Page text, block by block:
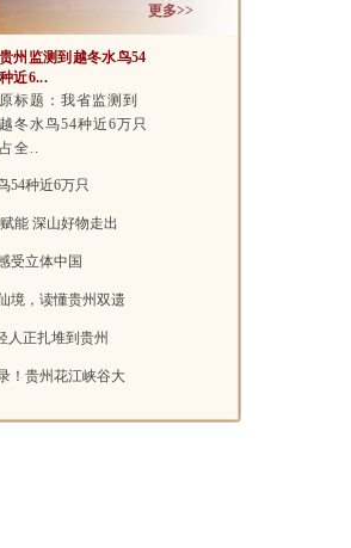
更多>>
贵州监测到越冬水鸟54
种近6...
原标题：我省监测到
越冬水鸟54种近6万只
占全..
54种近6万只
能 深山好物走出
受立体中国
境，读懂贵州双遗
人正扎堆到贵州
！贵州花江峡谷大